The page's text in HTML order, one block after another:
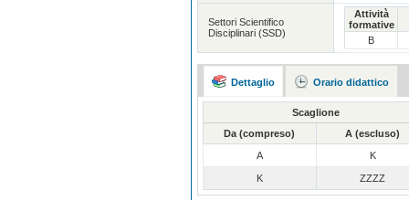
Settori Scientifico
Disciplinari (SSD)
Attività
formative
B
Dettaglio Orario didattico
Scaglione
Da (compreso)
A (escluso)
A
K
K ZZZZ